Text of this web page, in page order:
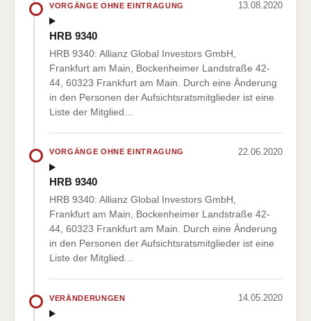
VORGÄNGE OHNE EINTRAGUNG 13.08.2020
HRB 9340
HRB 9340: Allianz Global Investors GmbH,
Frankfurt am Main, Bockenheimer Landstraße 42-
44, 60323 Frankfurt am Main. Durch eine Änderung
in den Personen der Aufsichtsratsmitglieder ist eine
Liste der Mitglied…
VORGÄNGE OHNE EINTRAGUNG 22.06.2020
HRB 9340
HRB 9340: Allianz Global Investors GmbH,
Frankfurt am Main, Bockenheimer Landstraße 42-
44, 60323 Frankfurt am Main. Durch eine Änderung
in den Personen der Aufsichtsratsmitglieder ist eine
Liste der Mitglied…
VERÄNDERUNGEN 14.05.2020